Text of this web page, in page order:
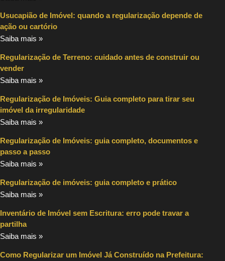
Usucapião de Imóvel: quando a regularização depende de
ação ou cartório
Saiba mais »
Regularização de Terreno: cuidado antes de construir ou
vender
Saiba mais »
Regularização de Imóveis: Guia completo para tirar seu
imóvel da irregularidade
Saiba mais »
Regularização de Imóveis: guia completo, documentos e
passo a passo
Saiba mais »
Regularização de imóveis: guia completo e prático
Saiba mais »
Inventário de Imóvel sem Escritura: erro pode travar a
partilha
Saiba mais »
Como Regularizar um Imóvel Já Construído na Prefeitura: